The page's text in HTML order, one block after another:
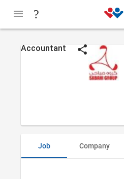
Accountant
Job Company